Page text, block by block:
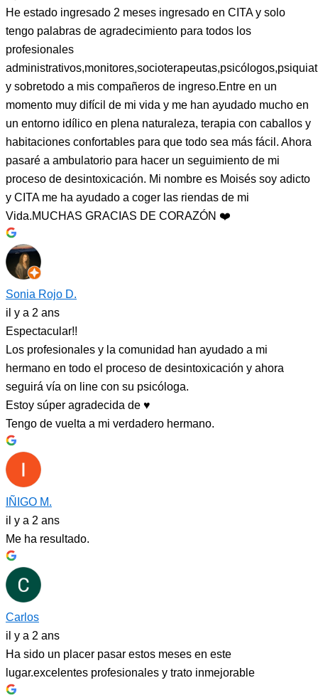
He estado ingresado 2 meses ingresado en CITA y solo
tengo palabras de agradecimiento para todos los
profesionales
y sobretodo a mis compañeros de ingreso.Entre en un
momento muy difícil de mi vida y me han ayudado mucho en
un entorno idílico en plena naturaleza, terapia con caballos y
habitaciones confortables para que todo sea más fácil. Ahora
pasaré a ambulatorio para hacer un seguimiento de mi
proceso de desintoxicación. Mi nombre es Moisés soy adicto
y CITA me ha ayudado a coger las riendas de mi
Vida.MUCHAS GRACIAS DE CORAZÓN ❤️
Sonia Rojo D.
il y a 2 ans
Espectacular!!
Los profesionales y la comunidad han ayudado a mi
hermano en todo el proceso de desintoxicación y ahora
seguirá vía on line con su psicóloga.
Estoy súper agradecida de ♥️
Tengo de vuelta a mi verdadero hermano.
IÑIGO M.
il y a 2 ans
Me ha resultado.
Carlos
il y a 2 ans
Ha sido un placer pasar estos meses en este
lugar.excelentes profesionales y trato inmejorable